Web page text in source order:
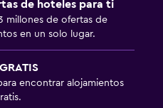
de hoteles para ti
millones de ofertas de
en un solo lugar.
encontrar alojamientos